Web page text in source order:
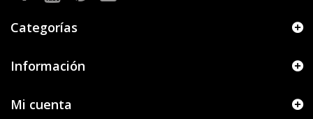
Categorías
Información
Mi cuenta